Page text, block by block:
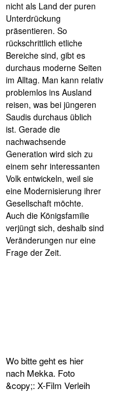
nicht als Land der puren
Unterdrückung
präsentieren. So
rückschrittlich etliche
Bereiche sind, gibt es
durchaus moderne Seiten
im Alltag. Man kann relativ
problemlos ins Ausland
reisen, was bei jüngeren
Saudis durchaus üblich
ist. Gerade die
nachwachsende
Generation wird sich zu
einem sehr interessanten
Volk entwickeln, weil sie
eine Modernisierung ihrer
Gesellschaft möchte.
Auch die Königsfamilie
verjüngt sich, deshalb sind
Veränderungen nur eine
Frage der Zeit.
Wo bitte geht es hier
nach Mekka. Foto
&copy;: X-Film Verleih